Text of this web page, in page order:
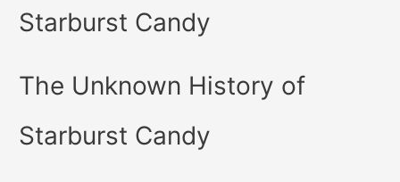
Starburst Candy
The Unknown History of
Starburst Candy